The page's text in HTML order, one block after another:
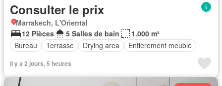
Consulter le prix
Marrakech, L'Oriental
12 Pièces
5 Salles de bain
1.000 m²
Bureau
Terrasse Drying area Entièrement meublé
Il y a 2 jours, 5 heures